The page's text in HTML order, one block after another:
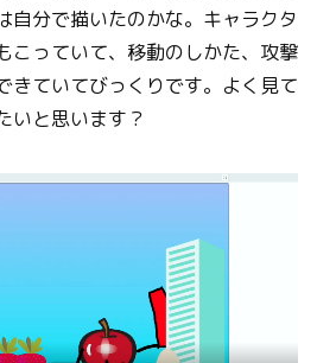
自分で描いたのかな。キャラクタ
こっていて、移動のしかた、攻撃
きていてびっくりです。よく見て
いと思います？